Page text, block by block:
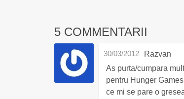
5 COMMENTARII
Razvan
30/03/2012
As purta/cumpara
pentru Hunger
ce mi se pare o